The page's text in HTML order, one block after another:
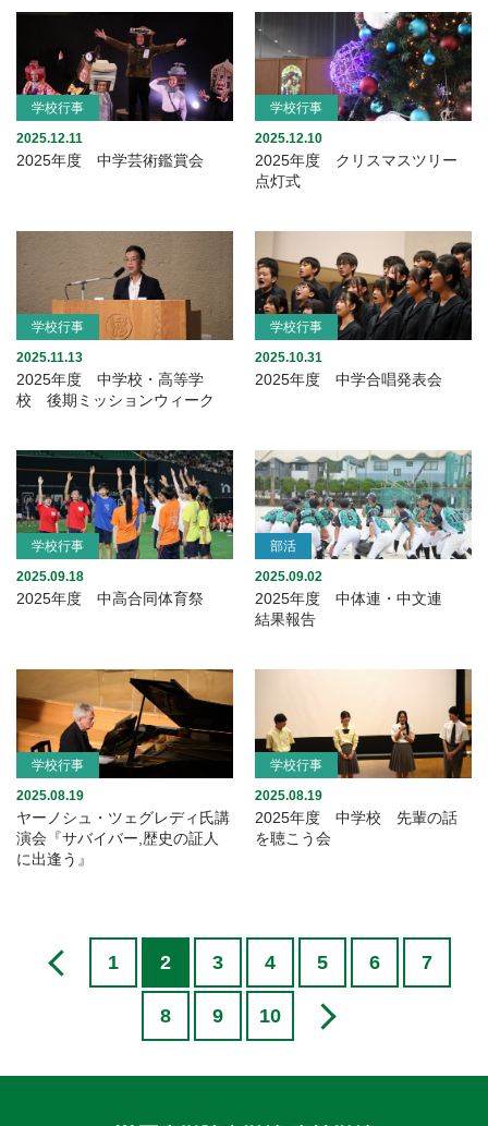
学校行事
2025.12.11
2025年度 中学芸術鑑賞会
学校行事
2025.12.10
2025年度 クリスマスツリー
点灯式
学校行事
2025.11.13
2025年度 中学校・高等学
校 後期ミッションウィーク
学校行事
2025.10.31
2025年度 中学合唱発表会
学校行事
2025.09.18
2025年度 中高合同体育祭
部活
2025.09.02
2025年度 中体連・中文連
結果報告
学校行事
2025.08.19
ヤーノシュ・ツェグレディ氏講
演会『サバイバー,歴史の証人
に出逢う』
学校行事
2025.08.19
2025年度 中学校 先輩の話
を聴こう会
1 2 3 4 5 6 7
8 9 10